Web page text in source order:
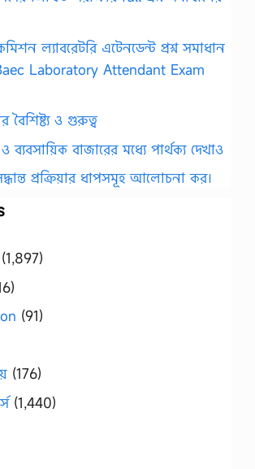
ল্যাবরেটরি এটেনডেন্ট প্রশ্ন সমাধান
Laboratory Attendant Exam
বৈশিষ্ট্য ও গুরুত্ব
ব্যবসায়িক বাজারের মধ্যে পার্থক্য দেখাও
প্রক্রিয়ার ধাপসমূহ আলোচনা কর।
(1,897)
(91)
(176)
(1,440)